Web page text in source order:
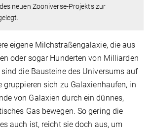
neuen Zooniverse-Projekts zur
eigene Milchstraßengalaxie, die aus
oder sogar Hunderten von Milliarden
sind die Bausteine des Universums auf
gruppieren sich zu Galaxienhaufen, in
von Galaxien durch ein dünnes,
Gas bewegen. So gering die
auch ist, reicht sie doch aus, um